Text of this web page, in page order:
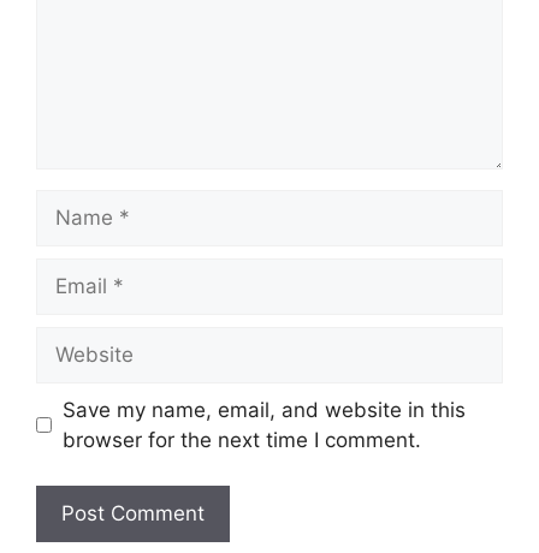
Save my name, email, and website in this
browser for the next time I comment.